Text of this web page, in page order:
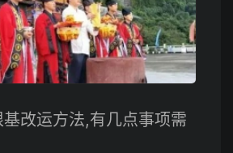
改运方法,有几点事项需